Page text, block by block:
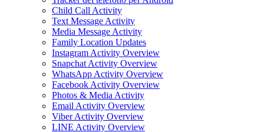
Child Call Activity
Text Message Activity
Media Message Activity
Family Location Updates
Instagram Activity Overview
Snapchat Activity Overview
WhatsApp Activity Overview
Facebook Activity Overview
Photos & Media Activity
Email Activity Overview
Viber Activity Overview
LINE Activity Overview